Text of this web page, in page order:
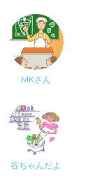
MKさん
谷ちゃんだよ